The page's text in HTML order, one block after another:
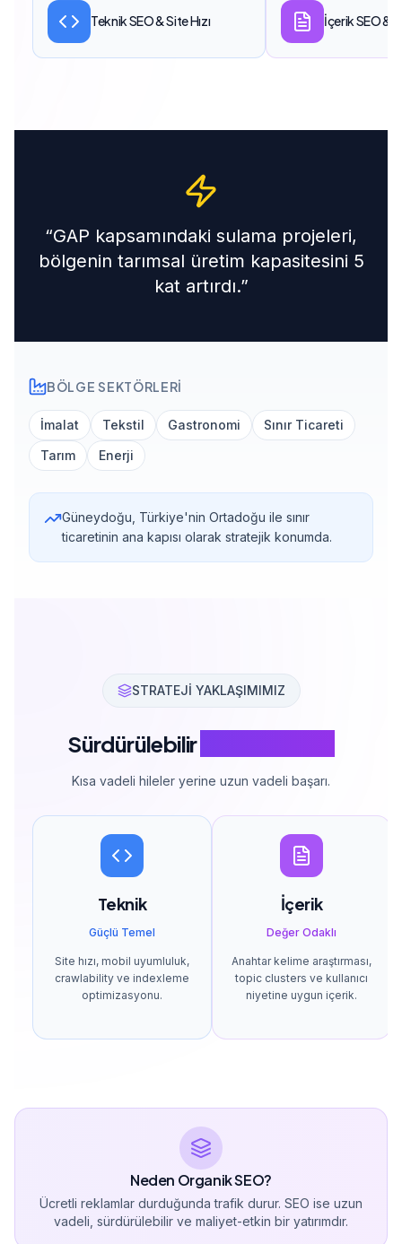
Teknik SEO & Site Hızı İçerik SEO &
“GAP kapsamındaki sulama projeleri,
bölgenin tarımsal üretim kapasitesini 5
kat artırdı.”
BÖLGE SEKTÖRLERI
İmalat Tekstil Gastronomi
Sınır Ticareti
Tarım
Enerji
Güneydoğu, Türkiye'nin Ortadoğu ile sınır
ticaretinin ana kapısı olarak stratejik konumda.
STRATEJİ YAKLAŞIMIMIZ
Sürdürülebilir
Kısa vadeli hileler yerine uzun vadeli başarı.
Teknik
Güçlü Temel
Site hızı, mobil uyumluluk,
crawlability ve indexleme
optimizasyonu.
İçerik
Değer Odaklı
Anahtar kelime araştırması,
topic clusters ve kullanıcı
niyetine uygun içerik.
Neden Organik SEO?
Ücretli reklamlar durduğunda trafik durur. SEO ise uzun
vadeli, sürdürülebilir ve maliyet-etkin bir yatırımdır.